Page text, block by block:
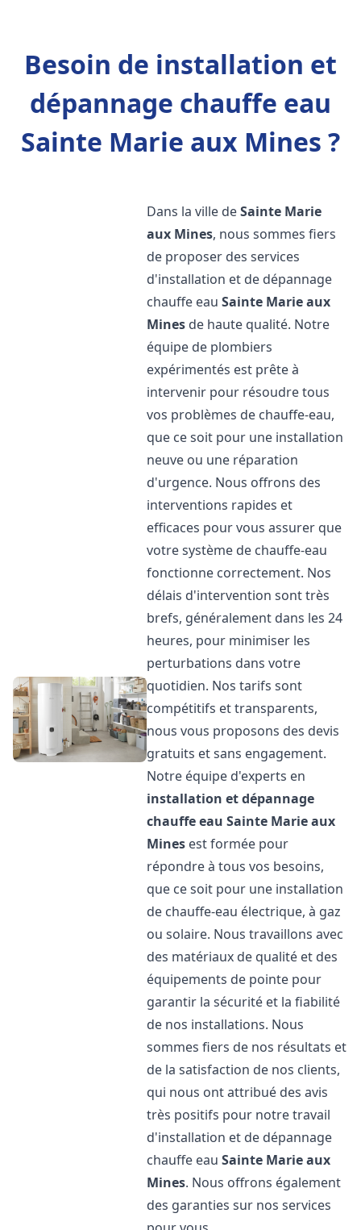
Besoin de installation et
dépannage chauffe eau
Sainte Marie aux Mines ?
Dans la ville deSainte Marie
aux Mines, nous sommes fiers
de proposer des services
d'installation et de dépannage
chauffe eauSainte Marie aux
Mines de haute qualité. Notre
équipe de plombiers
expérimentés est prête à
intervenir pour résoudre tous
vos problèmes de chauffe-eau,
que ce soit pour une installation
neuve ou une réparation
d'urgence. Nous offrons des
interventions rapides et
efficaces pour vous assurer que
votre système de chauffe-eau
fonctionne correctement. Nos
délais d'intervention sont très
brefs, généralement dans les 24
heures, pour minimiser les
perturbations dans votre
quotidien. Nos tarifs sont
compétitifs et transparents,
nous vous proposons des devis
gratuits et sans engagement.
Notre équipe d'experts en
installation et dépannage
chauffe eau Sainte Marie aux
Mines est formée pour
répondre à tous vos besoins,
que ce soit pour une installation
de chauffe-eau électrique, à gaz
ou solaire. Nous travaillons avec
des matériaux de qualité et des
équipements de pointe pour
garantir la sécurité et la fiabilité
de nos installations. Nous
sommes fiers de nos résultats et
de la satisfaction de nos clients,
qui nous ont attribué des avis
très positifs pour notre travail
d'installation et de dépannage
chauffe eauSainte Marie aux
Mines. Nous offrons également
des garanties sur nos services